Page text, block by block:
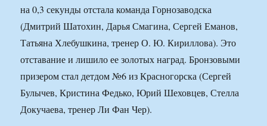
на 0,3 секунды отстала команда Горнозаводска
(Дмитрий Шатохин, Дарья Смагина, Сергей Еманов,
Татьяна Хлебушкина, тренер О. Ю. Кириллова). Это
отставание и лишило ее золотых наград. Бронзовыми
призером стал детдом №6 из Красногорска (Сергей
Булычев, Кристина Федько, Юрий Шеховцев, Стелла
Докучаева, тренер Ли Фан Чер).